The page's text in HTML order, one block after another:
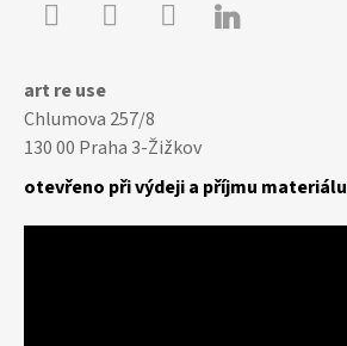

art re use
Chlumova 257/8
130 00 Praha 3-Žižkov
otevřeno při výdeji a příjmu materiálu